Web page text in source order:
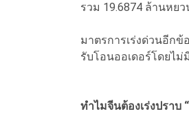
รวม 19.6874 ล้านหย
มาตรการเร่งด่วนอีก
รับโอนออเดอร์โดยไม่
ทำไมจีนต้องเร่งปราบ